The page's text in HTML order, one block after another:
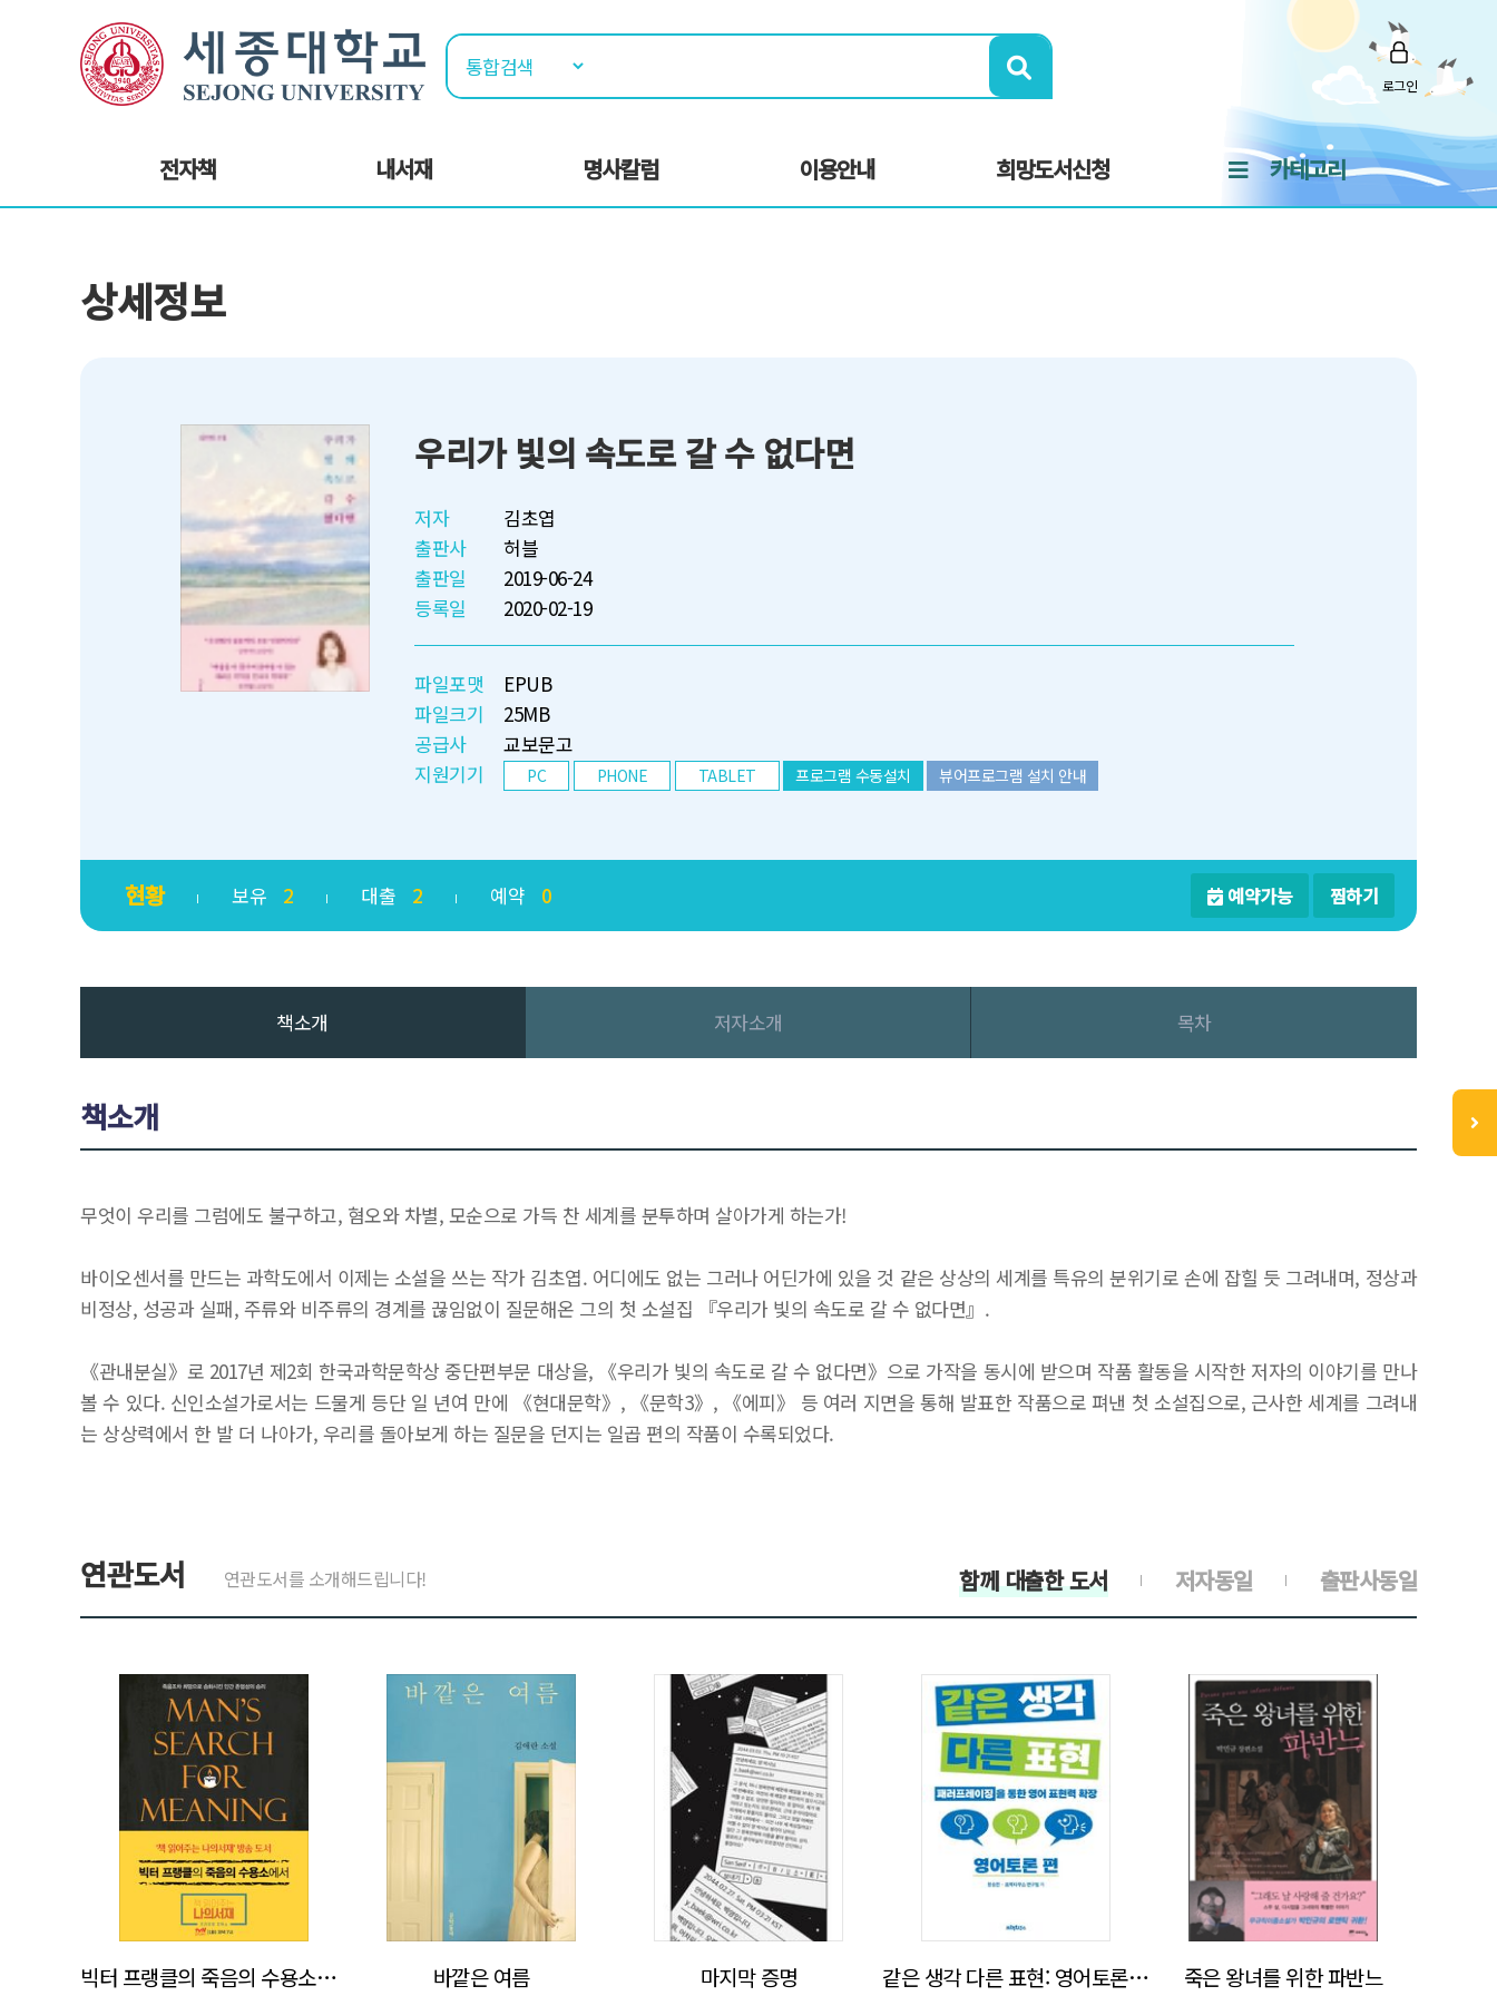
로그인
전자책 내서재 명사칼럼 이용안내 희망도서신청 카테고리
상세정보
우리가 빛의 속도로 갈 수 없다면
저자
김초엽
출판사
허블
출판일
2019-06-24
등록일
2020-02-19
파일포맷
EPUB
파일크기
25MB
공급사
교보문고
지원기기
PC PHONE TABLET 프로그램 수동설치 뷰어프로그램 설치 안내
현황 보유 2 대출 2 예약 0 예약가능 찜하기
책소개 저자소개 목차
책소개
무엇이 우리를 그럼에도 불구하고, 혐오와 차별, 모순으로 가득 찬 세계를 분투하며 살아가게 하는가!
바이오센서를 만드는 과학도에서 이제는 소설을 쓰는 작가 김초엽. 어디에도 없는 그러나 어딘가에 있을 것 같은 상상의 세계를 특유의 분위기로 손에 잡힐 듯 그려내며, 정상과
비정상, 성공과 실패, 주류와 비주류의 경계를 끊임없이 질문해온 그의 첫 소설집 『우리가 빛의 속도로 갈 수 없다면』.
《관내분실》로 2017년 제2회 한국과학문학상 중단편부문 대상을, 《우리가 빛의 속도로 갈 수 없다면》으로 가작을 동시에 받으며 작품 활동을 시작한 저자의 이야기를 만나
볼 수 있다. 신인소설가로서는 드물게 등단 일 년여 만에 《현대문학》, 《문학3》, 《에피》 등 여러 지면을 통해 발표한 작품으로 펴낸 첫 소설집으로, 근사한 세계를 그려내
는 상상력에서 한 발 더 나아가, 우리를 돌아보게 하는 질문을 던지는 일곱 편의 작품이 수록되었다.
연관도서 연관도서를 소개해드립니다! 출판사동일
저자동일
함께 대출한 도서
>
빅터 프랭클의 죽음의 수용소에서
>
바깥은 여름
>
마지막 증명
>
같은 생각 다른 표현: 영어토론 편
>
죽은 왕녀를 위한 파반느